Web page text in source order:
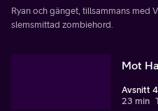
Ryan och gänget, tillsammans med
slemsmittad zombiehord.
Mot
Avsnitt 4
23 min